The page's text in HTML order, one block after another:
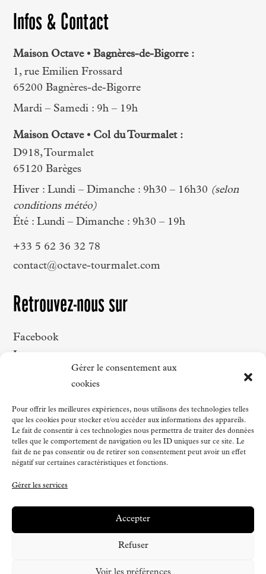
Gérer le consentement aux
cookies
Pour offrir les meilleures expériences, nous utilisons des technologies telles
que les cookies pour stocker et/ou accéder aux informations des appareils.
Le fait de consentir à ces technologies nous permettra de traiter des données
telles que le comportement de navigation ou les ID uniques sur ce site. Le
fait de ne pas consentir ou de retirer son consentement peut avoir un effet
négatif sur certaines caractéristiques et fonctions.
Gérer les services
Accepter
Refuser
Infos & Contact
Maison Octave • Bagnères-de-Bigorre :
1, rue Emilien Frossard
65200 Bagnères-de-Bigorre
Mardi – Samedi : 9h – 19h
Maison Octave • Col du Tourmalet :
D918, Tourmalet
65120 Barèges
Hiver : Lundi – Dimanche : 9h30 – 16h30 (selon
conditions météo)
Été : Lundi – Dimanche : 9h30 – 19h
+33 5 62 36 32 78
contact@octave-tourmalet.com
Retrouvez-nous sur
Facebook
Instagram
Voir la webcam du Tourmalet
©Chez Octave 2026 |Mentions Légales